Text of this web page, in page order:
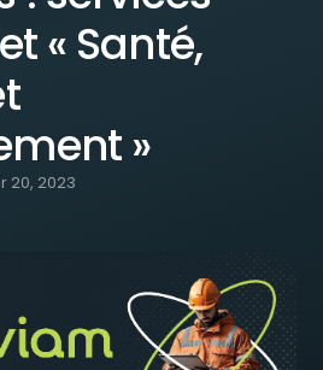
« Santé,
»
20, 2023